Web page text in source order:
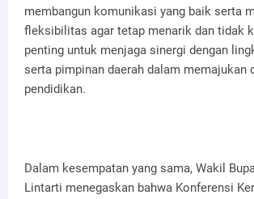
membangun komunikasi yang baik serta
fleksibilitas agar tetap menarik dan tidak
penting untuk menjaga sinergi dengan
serta pimpinan daerah dalam memajukan
pendidikan.
Dalam kesempatan yang sama, Wakil
Lintarti menegaskan bahwa Konferensi